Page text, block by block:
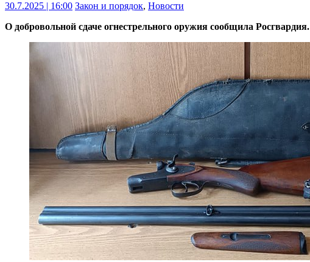
30.7.2025 | 16:00 Закон и порядок, Новости
О добровольной сдаче огнестрельного оружия сообщила Росгвардия.